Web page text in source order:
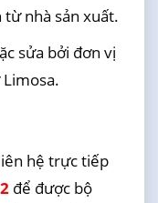
nhà sản xuất.
sửa bởi đơn vị
hệ trực tiếp
để được bộ